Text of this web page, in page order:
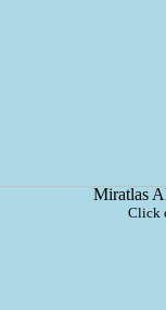
Miratlas
Click